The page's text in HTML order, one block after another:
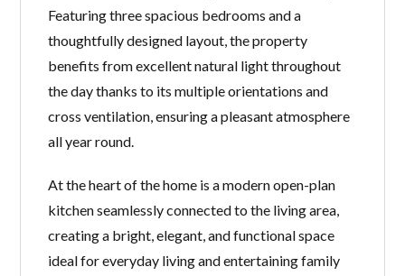
Featuring three spacious bedrooms and a
thoughtfully designed layout, the property
benefits from excellent natural light throughout
the day thanks to its multiple orientations and
cross ventilation, ensuring a pleasant atmosphere
all year round.
At the heart of the home is a modern open-plan
kitchen seamlessly connected to the living area,
creating a bright, elegant, and functional space
ideal for everyday living and entertaining family